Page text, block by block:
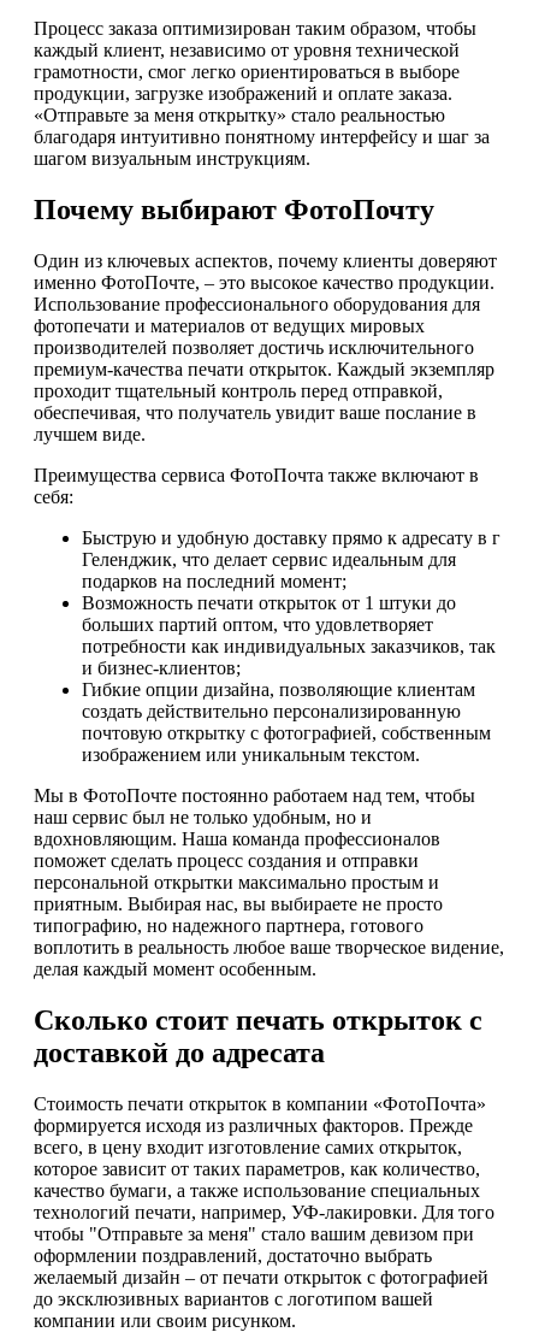
Процесс заказа оптимизирован таким образом, чтобы
каждый клиент, независимо от уровня технической
грамотности, смог легко ориентироваться в выборе
продукции, загрузке изображений и оплате заказа.
«Отправьте за меня открытку» стало реальностью
благодаря интуитивно понятному интерфейсу и шаг за
шагом визуальным инструкциям.
Почему выбирают ФотоПочту
Один из ключевых аспектов, почему клиенты доверяют
именно ФотоПочте, – это высокое качество продукции.
Использование профессионального оборудования для
фотопечати и материалов от ведущих мировых
производителей позволяет достичь исключительного
премиум-качества печати открыток. Каждый экземпляр
проходит тщательный контроль перед отправкой,
обеспечивая, что получатель увидит ваше послание в
лучшем виде.
Преимущества сервиса ФотоПочта также включают в
себя:
Быструю и удобную доставку прямо к адресату в г
Геленджик, что делает сервис идеальным для
подарков на последний момент;
Возможность печати открыток от 1 штуки до
больших партий оптом, что удовлетворяет
потребности как индивидуальных заказчиков, так
и бизнес-клиентов;
Гибкие опции дизайна, позволяющие клиентам
создать действительно персонализированную
почтовую открытку с фотографией, собственным
изображением или уникальным текстом.
Мы в ФотоПочте постоянно работаем над тем, чтобы
наш сервис был не только удобным, но и
вдохновляющим. Наша команда профессионалов
поможет сделать процесс создания и отправки
персональной открытки максимально простым и
приятным. Выбирая нас, вы выбираете не просто
типографию, но надежного партнера, готового
воплотить в реальность любое ваше творческое видение,
делая каждый момент особенным.
Сколько стоит печать открыток с
доставкой до адресата
Стоимость печати открыток в компании «ФотоПочта»
формируется исходя из различных факторов. Прежде
всего, в цену входит изготовление самих открыток,
которое зависит от таких параметров, как количество,
качество бумаги, а также использование специальных
технологий печати, например, УФ-лакировки. Для того
чтобы "Отправьте за меня" стало вашим девизом при
оформлении поздравлений, достаточно выбрать
желаемый дизайн – от печати открыток с фотографией
до эксклюзивных вариантов с логотипом вашей
компании или своим рисунком.